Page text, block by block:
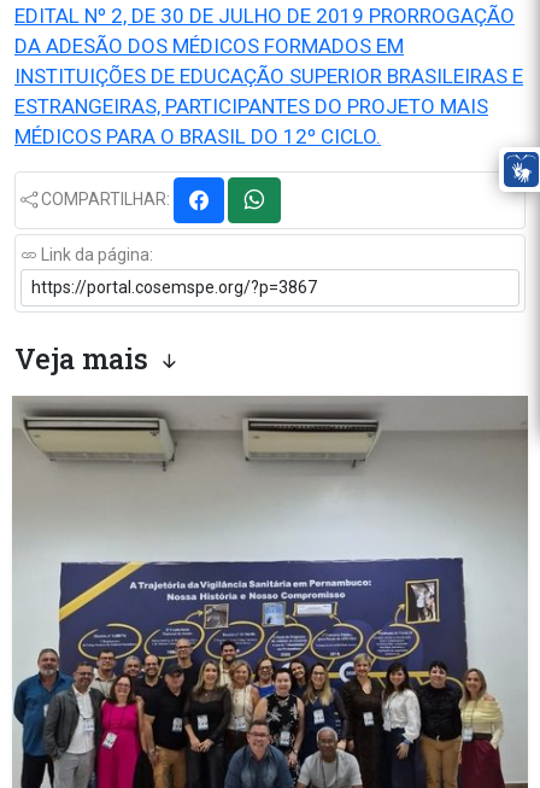
EDITAL Nº 2, DE 30 DE JULHO DE 2019 PRORROGAÇÃO
DA ADESÃO DOS MÉDICOS FORMADOS EM
INSTITUIÇÕES DE EDUCAÇÃO SUPERIOR BRASILEIRAS E
ESTRANGEIRAS, PARTICIPANTES DO PROJETO MAIS
MÉDICOS PARA O BRASIL DO 12º CICLO.
COMPARTILHAR:
Link da página:
Veja mais